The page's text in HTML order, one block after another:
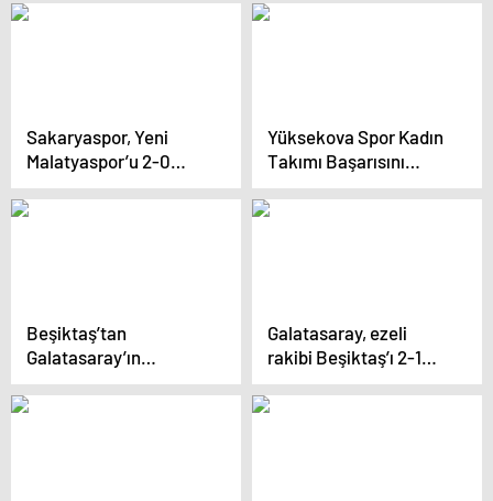
Sakaryaspor, Yeni
Malatyaspor’u 2-0
Geçti
Yüksekova Spor Kadın
Takımı Başarısını
Sürdürüyor
Beşiktaş’tan
Galatasaray’ın
“Tahterevalli”
göndermesine bomba
Galatasaray, ezeli
rakibi Beşiktaş’ı 2-1
yendi